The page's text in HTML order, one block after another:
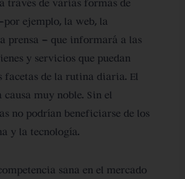
través de varias formas de
ejemplo, la web, la
prensa – que informará a las
y servicios que puedan
facetas de la rutina diaria. El
muy noble. Sin el
no podrían beneficiarse de los
y la tecnología.
sana en el mercado